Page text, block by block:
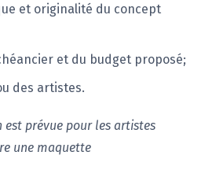
et originalité du concept
et du budget proposé;
des artistes.
prévue pour les artistes
une maquette